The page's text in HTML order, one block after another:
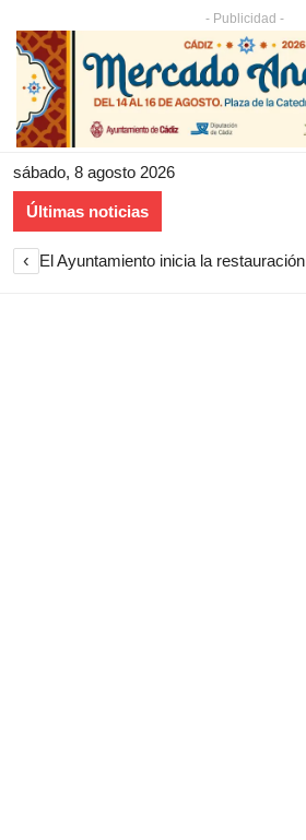
- Publicidad -
sábado, 8 agosto 2026
Últimas noticias
‹